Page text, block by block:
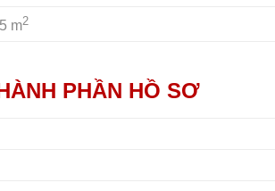
m2
PHẦN HỒ SƠ